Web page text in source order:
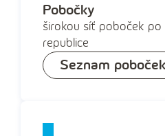
Pobočky
širokou síť poboček po
republice
Seznam poboček